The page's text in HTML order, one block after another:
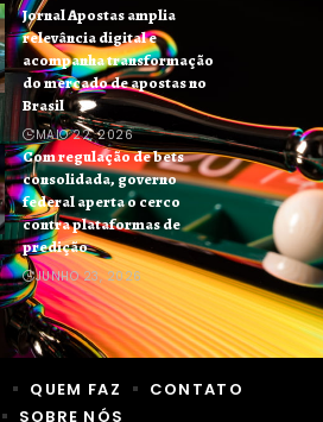
Jornal Apostas amplia
relevância digital e
acompanha transformação
do mercado de apostas no
Brasil
MAIO 22, 2026
Com regulação de bets
consolidada, governo
federal aperta o cerco
contra plataformas de
predição
JUNHO 23, 2026
QUEM FAZ
CONTATO
SOBRE NÓS